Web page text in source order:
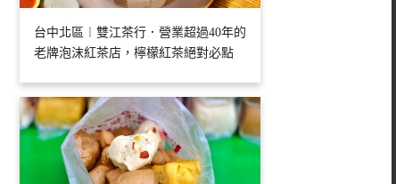
台中北區︱雙江茶行．營業超過40年的
老牌泡沫紅茶店，檸檬紅茶絕對必點